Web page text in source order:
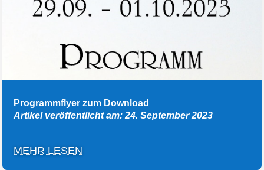
Programmflyer zum Download
Artikel veröffentlicht am: 24. September 2023
MEHR LESEN